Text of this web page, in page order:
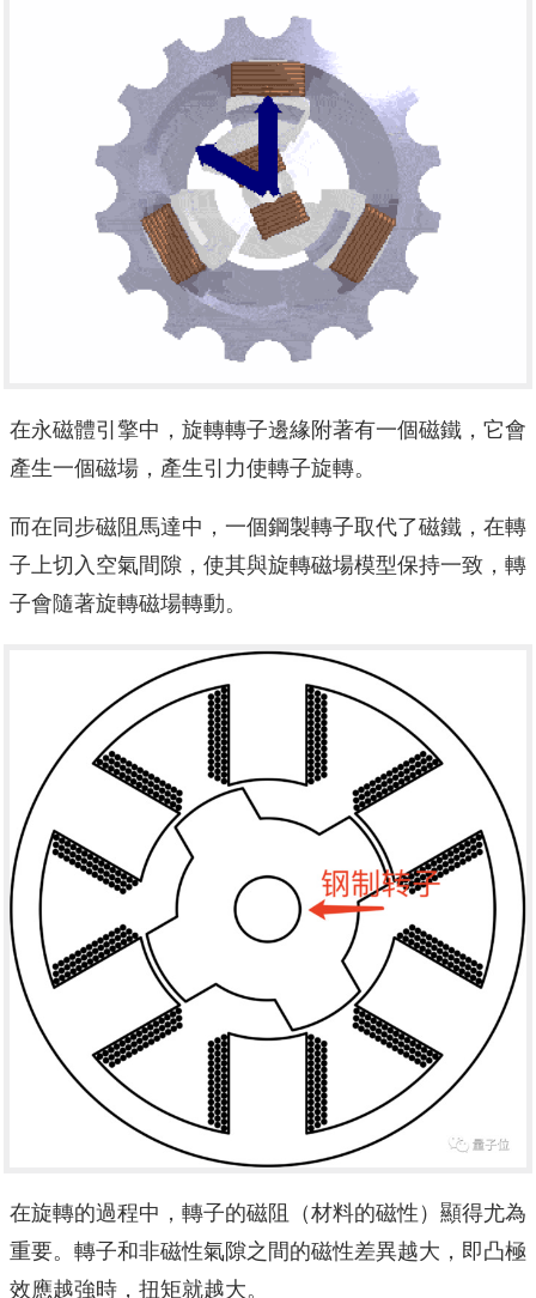
在永磁體引擎中，旋轉轉子邊緣附著有一個磁鐵，它會
產生一個磁場，產生引力使轉子旋轉。
而在同步磁阻馬達中，一個鋼製轉子取代了磁鐵，在轉
子上切入空氣間隙，使其與旋轉磁場模型保持一致，轉
子會隨著旋轉磁場轉動。
在旋轉的過程中，轉子的磁阻（材料的磁性）顯得尤為
重要。轉子和非磁性氣隙之間的磁性差異越大，即凸極
效應越強時，扭矩就越大。